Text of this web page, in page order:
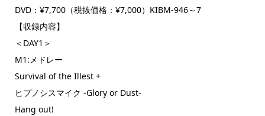
DVD：¥7,700（税抜価格：¥7,000）KIBM-946～7
【収録内容】
＜DAY1＞
M1:メドレー
Survival of the Illest +
ヒプノシスマイク -Glory or Dust-
Hang out!